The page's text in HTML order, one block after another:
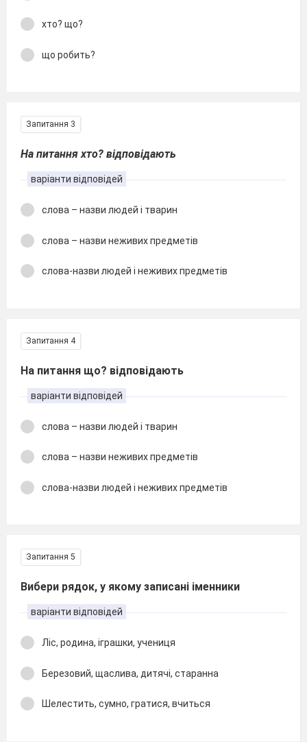
хто? що?
що робить?
Запитання 3
На питання хто? відповідають
варіанти відповідей
слова – назви людей і тварин
слова – назви неживих предметів
слова-назви людей і неживих предметів
Запитання 4
На питання що? відповідають
варіанти відповідей
слова – назви людей і тварин
слова – назви неживих предметів
слова-назви людей і неживих предметів
Запитання 5
Вибери рядок, у якому записані іменники
варіанти відповідей
Ліс, родина, іграшки, учениця
Березовий, щаслива, дитячі, старанна
Шелестить, сумно, гратися, вчиться